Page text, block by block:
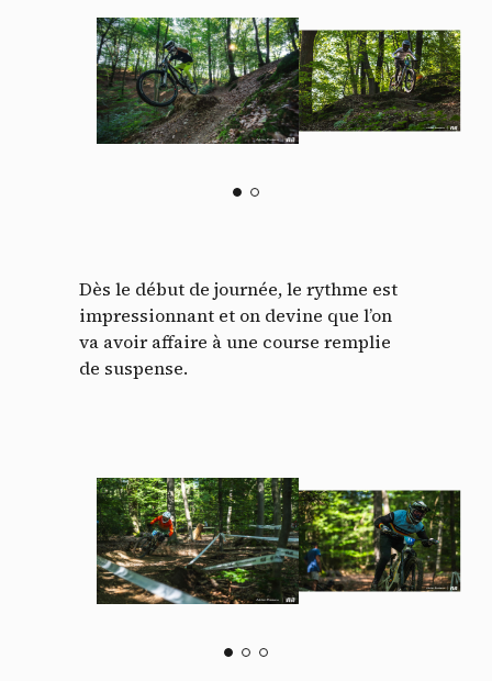
Dès le début de journée, le rythme est
impressionnant et on devine que l’on
va avoir affaire à une course remplie
de suspense.